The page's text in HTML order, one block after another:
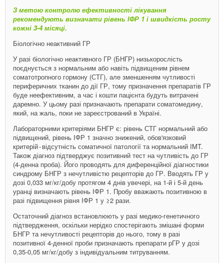
З метою конт­ролю ефективності лікування
рекомендують визначати рівень ІФР 1 і швидкість росту
кожні 3-4 місяці.
Біологічно неактивний ГР
У разі біологічно неактивного ГР (БНГР) низькорослість
поєднується з нормальним або навіть підвищеним рівнем
соматотропного гормону (СТГ), але зменшенням чутливості
периферичних тканин до дії ГР, тому призначення препаратів ГР
буде неефективним, а час і кошти пацієнта будуть витрачені
даремно. У цьому разі призначають препарати соматомедину,
який, на жаль, поки не зареєстрований в Україні.
Лабораторними критеріями БНГР є: рівень СТГ нормальний або
підвищений, рівень ІФР 1 значно знижений, обов'язковий
критерій - ​відсутність соматичної патології та нормальний IMT.
Також діагноз підтверджує позитивний тест на чутливість до ГР
(4-денна проба). Його проводять для диференційної діагностики
синдрому БНГР з нечутливістю рецепторів до ГР. Вводять ГР у
дозі 0,033 мг/кг/добу протягом 4 днів увечері, на 1-й і 5-й день
уранці визначають рівень ІФР 1. Пробу вважають позитивною в
разі підвищення рівня ІФР 1 у ≥2 рази.
Остаточний діагноз встановлюють у разі медико-­генетичного
підтвердження, оскільки нерідко спостерігають змішані форми
БНГР та нечутливості рецепторів до нього, тому в разі
позитивної 4-денної проби призначають препарати рГР у дозі
0,35-0,05 мг/кг/добу з індивідуальним титруванням.